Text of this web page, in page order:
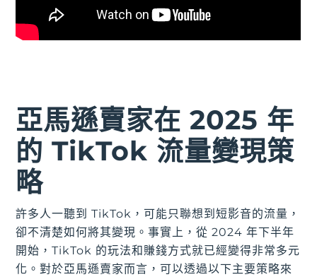
亞馬遜賣家在 2025 年
的 TikTok 流量變現策
略
許多人一聽到 TikTok，可能只聯想到短影音的流量，
卻不清楚如何將其變現。事實上，從 2024 年下半年
開始，TikTok 的玩法和賺錢方式就已經變得非常多元
化。對於亞馬遜賣家而言，可以透過以下主要策略來